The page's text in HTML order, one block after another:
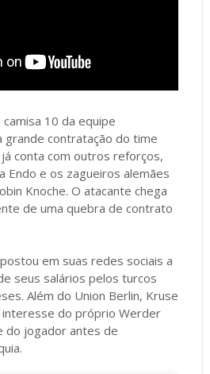
10 da equipe
grande contratação do time
conta com outros reforços,
Endo e os zagueiros alemães
Knoche. O atacante chega
de uma quebra de contrato
em suas redes sociais a
seus salários pelos turcos
Além do Union Berlin, Kruse
do próprio Werder
do jogador antes de